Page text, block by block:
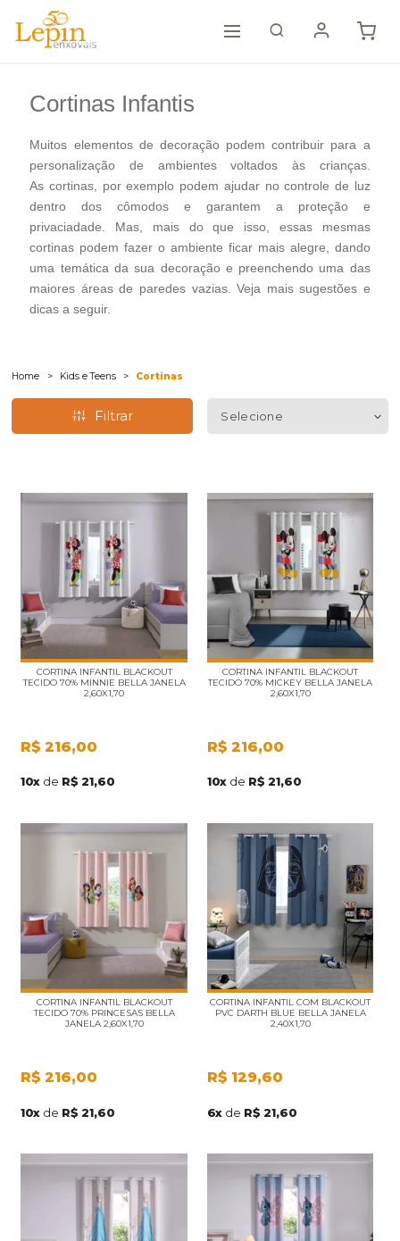
Cortinas Infantis
Muitos elementos de decoração podem contribuir para a
personalização de ambientes voltados às crianças.
As cortinas, por exemplo podem ajudar no controle de luz
dentro dos cômodos e garantem a proteção e
privaciadade. Mas, mais do que isso, essas mesmas
cortinas podem fazer o ambiente ficar mais alegre, dando
uma temática da sua decoração e preenchendo uma das
maiores áreas de paredes vazias. Veja mais sugestões e
dicas a seguir.
Home Kids e Teens Cortinas
Filtrar
CORTINA INFANTIL BLACKOUT
TECIDO 70% MINNIE BELLA JANELA
2,60X1,70
R$ 216,00
10x de R$ 21,60
CORTINA INFANTIL BLACKOUT
TECIDO 70% MICKEY BELLA JANELA
2,60X1,70
R$ 216,00
10x de R$ 21,60
CORTINA INFANTIL BLACKOUT
TECIDO 70% PRINCESAS BELLA
JANELA 2,60X1,70
R$ 216,00
10x de R$ 21,60
CORTINA INFANTIL COM BLACKOUT
PVC DARTH BLUE BELLA JANELA
2,40X1,70
R$ 129,60
6x de R$ 21,60